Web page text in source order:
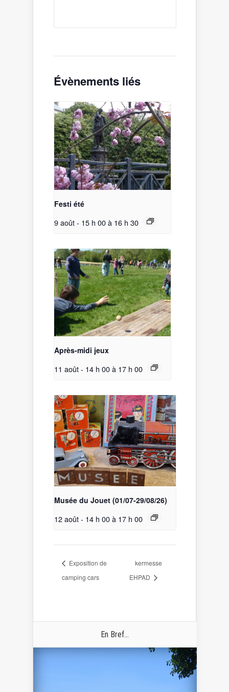
Évènements liés
Festi été
9 août - 15 h 00à 16 h 30
Après-midi jeux
11 août - 14 h 00à 17 h 00
Musée du Jouet (01/07-29/08/26)
12 août - 14 h 00à 17 h 00
Exposition de
camping cars
kermesse
EHPAD
En Bref...